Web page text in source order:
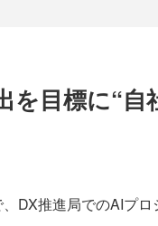
を目標に“
DX推進局でのAIプロ